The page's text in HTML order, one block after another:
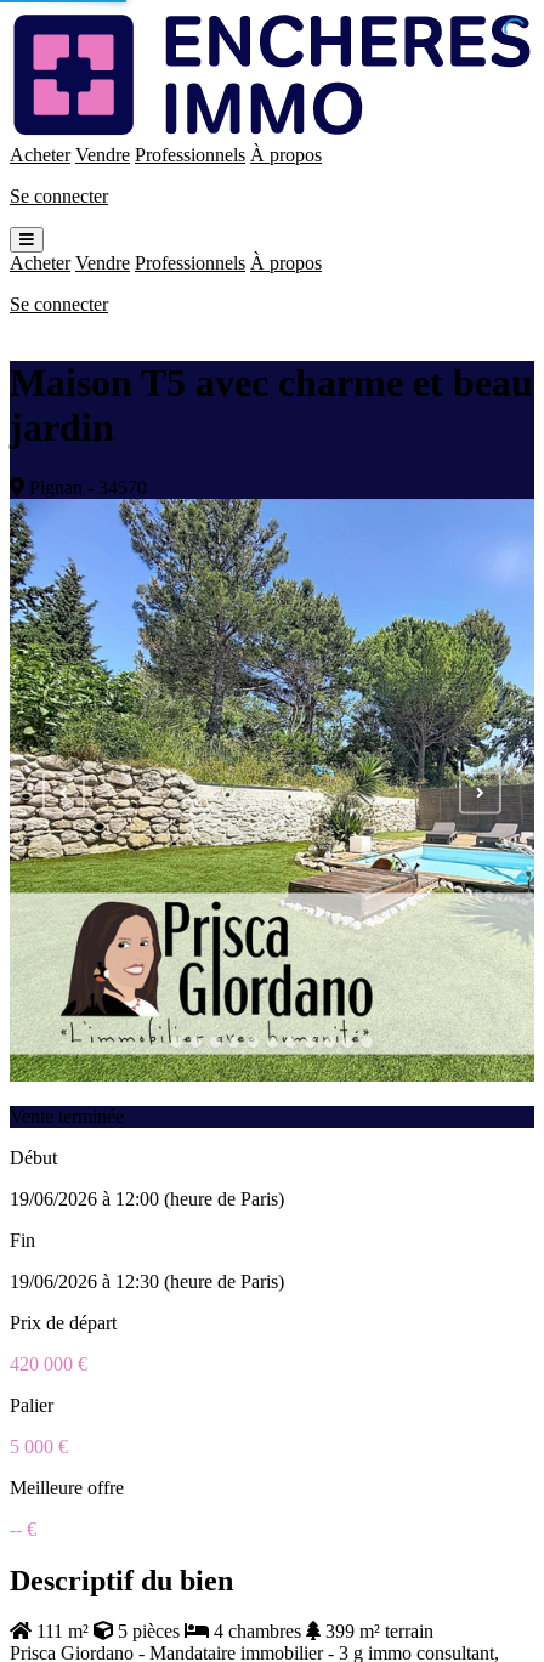
Enchères
Immo
Acheter Vendre Professionnels À propos
Se connecter
Ouvrir
le
menu
Acheter Vendre Professionnels À propos
Se connecter
Maison T5 avec charme et beau
jardin
Pignan - 34570
Vente terminée
Début
19/06/2026 à 12:00 (heure de Paris)
Fin
19/06/2026 à 12:30 (heure de Paris)
Prix de départ
420 000 €
Palier
5 000 €
Meilleure offre
-- €
Descriptif du bien
111 m² 5 pièces 4 chambres
399 m² terrain
Prisca Giordano - Mandataire immobilier - 3 g immo consultant,